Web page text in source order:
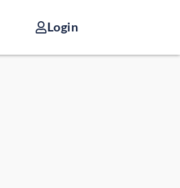
Login